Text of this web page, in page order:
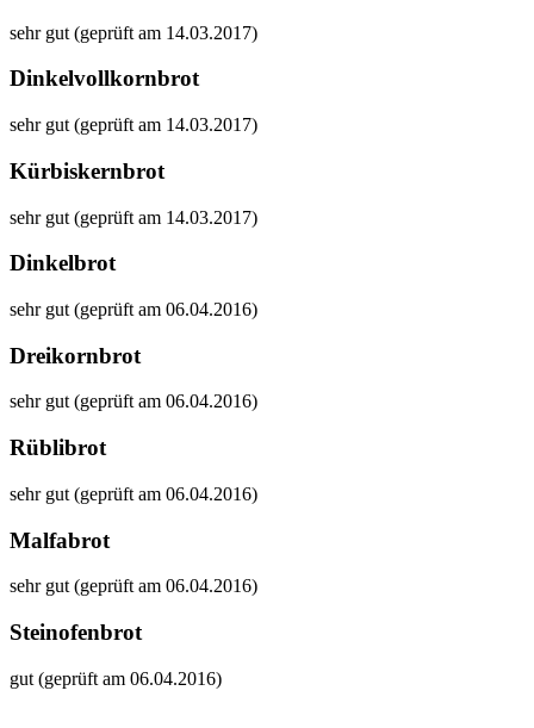
sehr gut (geprüft am 14.03.2017)
Dinkelvollkornbrot
sehr gut (geprüft am 14.03.2017)
Kürbiskernbrot
sehr gut (geprüft am 14.03.2017)
Dinkelbrot
sehr gut (geprüft am 06.04.2016)
Dreikornbrot
sehr gut (geprüft am 06.04.2016)
Rüblibrot
sehr gut (geprüft am 06.04.2016)
Malfabrot
sehr gut (geprüft am 06.04.2016)
Steinofenbrot
gut (geprüft am 06.04.2016)